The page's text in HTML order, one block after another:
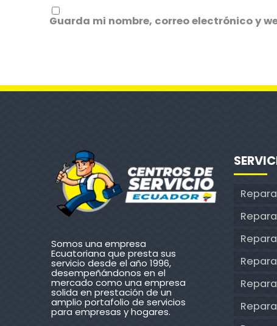
Guarda mi nombre, correo electrónico y
Somos una empresa
Ecuatoriana que presta sus
servicio desde el año 1996,
desempeñándonos en el
mercado como una empresa
solida en prestación de un
amplio portafolio de servicios
para empresas y hogares.